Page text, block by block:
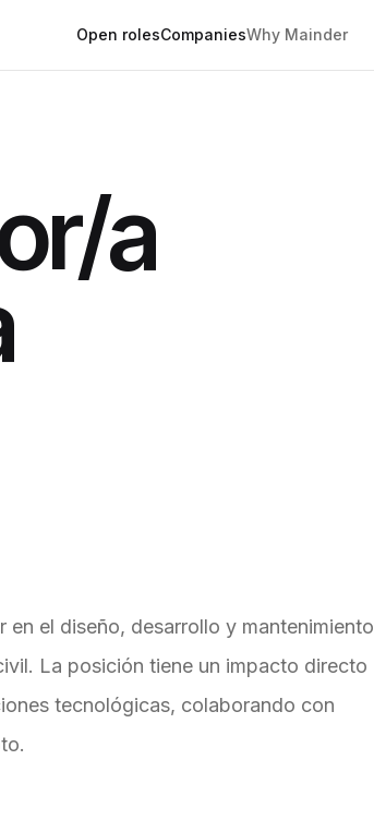
Open rolesCompaniesWhy Mainder
a
el diseño, desarrollo y mantenimiento
La posición tiene un impacto directo
tecnológicas, colaborando con